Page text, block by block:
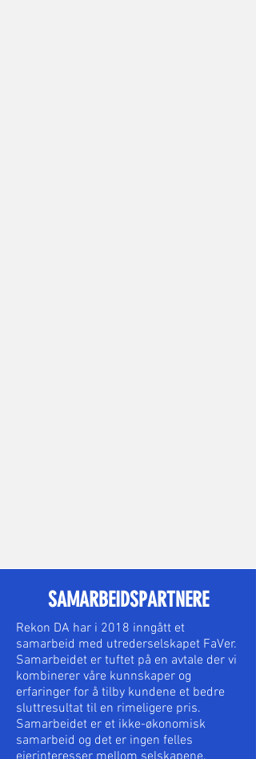
SAMARBEIDSPARTNERE
Rekon DA har i 2018 inngått et
samarbeid med utrederselskapet FaVer.
Samarbeidet er tuftet på en avtale der vi
kombinerer våre kunnskaper og
erfaringer for å tilby kundene et bedre
sluttresultat til en rimeligere pris.
Samarbeidet er et ikke-økonomisk
samarbeid og det er ingen felles